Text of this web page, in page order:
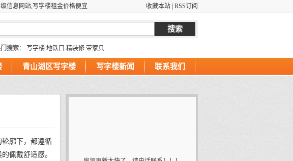
收藏本站 RSS订阅
信息网站,写字楼租金价格便宜
搜索： 写字楼 地铁口 精装修 带家具
青山湖区写字楼 写字楼新闻 联系我们
廓下，都遵循
佩戴舒适感。